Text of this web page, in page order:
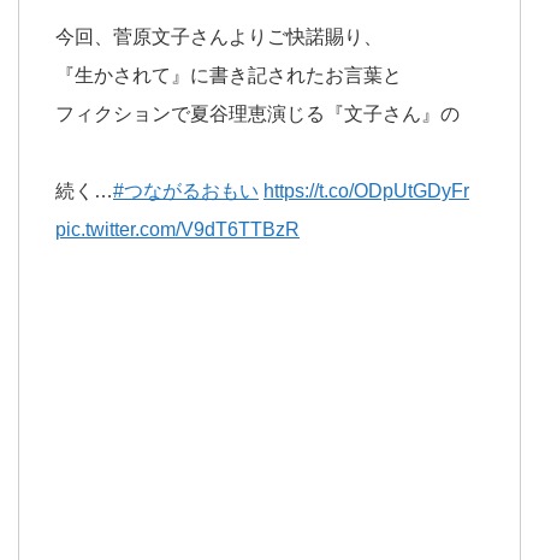
今回、菅原文子さんよりご快諾賜り、
『生かされて』に書き記されたお言葉と
フィクションで夏谷理恵演じる『文子さん』の
続く…#つながるおもい https://t.co/ODpUtGDyFr
pic.twitter.com/V9dT6TTBzR